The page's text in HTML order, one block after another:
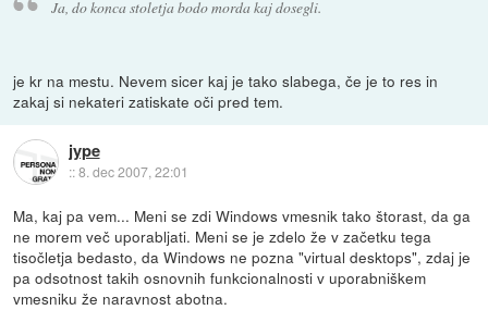
Ja, do konca stoletja bodo morda kaj dosegli.
je kr na mestu. Nevem sicer kaj je tako slabega, če je to res in
zakaj si nekateri zatiskate oči pred tem.
jype
::8. dec 2007, 22:01
Ma, kaj pa vem... Meni se zdi Windows vmesnik tako štorast, da ga
ne morem več uporabljati. Meni se je zdelo že v začetku tega
tisočletja bedasto, da Windows ne pozna "virtual desktops", zdaj je
pa odsotnost takih osnovnih funkcionalnosti v uporabniškem
vmesniku že naravnost abotna.